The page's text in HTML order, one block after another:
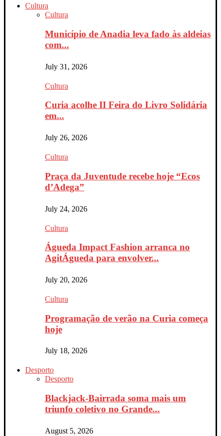
Cultura
Cultura
Município de Anadia leva fado às aldeias
com...
July 31, 2026
Cultura
Curia acolhe II Feira do Livro Solidária
em...
July 26, 2026
Cultura
Praça da Juventude recebe hoje “Ecos
d’Adega”
July 24, 2026
Cultura
Águeda Impact Fashion arranca no
AgitÁgueda para envolver...
July 20, 2026
Cultura
Programação de verão na Curia começa
hoje
July 18, 2026
Desporto
Desporto
Blackjack-Bairrada soma mais um
triunfo coletivo no Grande...
August 5, 2026